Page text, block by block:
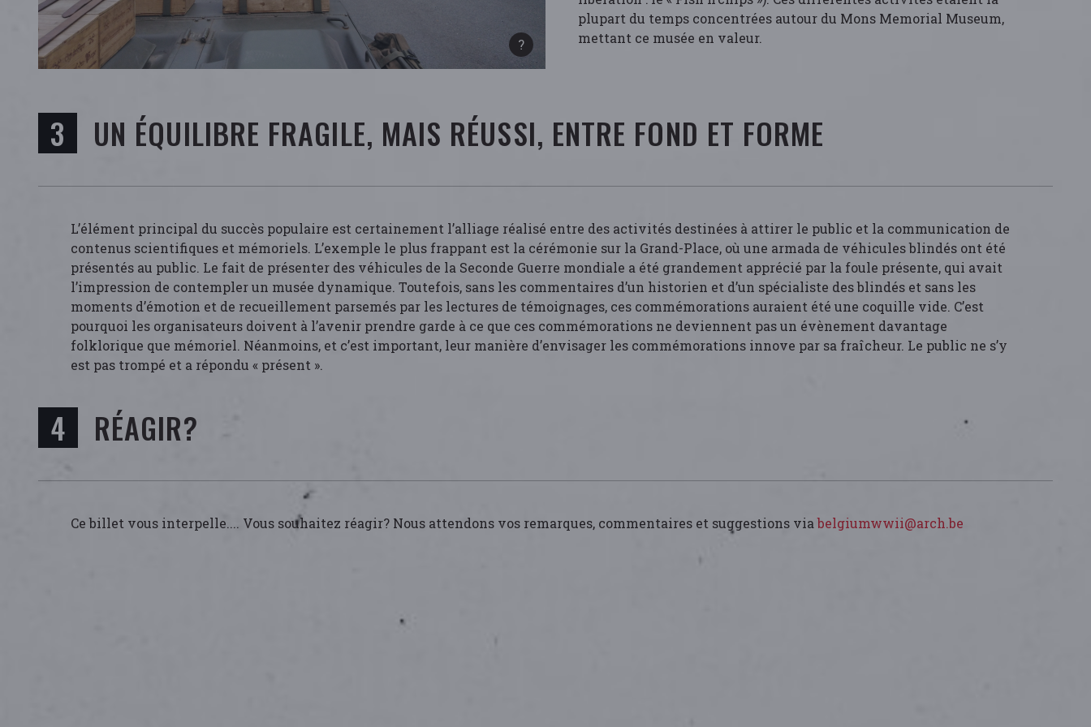
plupart du temps concentrées autour du Mons Memorial Museum,
mettant ce musée en valeur.
UN ÉQUILIBRE FRAGILE, MAIS RÉUSSI, ENTRE FOND ET FORME
L’élément principal du succès populaire est certainement l’alliage réalisé entre des activités destinées à attirer le public et la communication de
contenus scientifiques et mémoriels. L’exemple le plus frappant est la cérémonie sur la Grand-Place, où une armada de véhicules blindés ont été
présentés au public. Le fait de présenter des véhicules de la Seconde Guerre mondiale a été grandement apprécié par la foule présente, qui avait
l’impression de contempler un musée dynamique. Toutefois, sans les commentaires d’un historien et d’un spécialiste des blindés et sans les
moments d’émotion et de recueillement parsemés par les lectures de témoignages, ces commémorations auraient été une coquille vide. C’est
pourquoi les organisateurs doivent à l’avenir prendre garde à ce que ces commémorations ne deviennent pas un évènement davantage
folklorique que mémoriel. Néanmoins, et c’est important, leur manière d’envisager les commémorations innove par sa fraîcheur. Le public ne s’y
est pas trompé et a répondu « présent ».
RÉAGIR?
Ce billet vous interpelle.... Vous souhaitez réagir? Nous attendons vos remarques, commentaires et suggestions viabelgiumwwii@arch.be